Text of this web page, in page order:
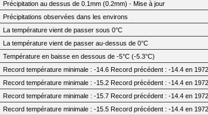
Précipitation au dessus de 0.1mm (0.2mm) - Mise à jour
Précipitations observées dans les environs
La température vient de passer sous 0°C
La température vient de passer au-dessus de 0°C
Température en baisse en dessous de -5°C (-5.3°C)
Record température minimale : -14.6 Record précédent : -14.4 en 1972
Record température minimale : -15.2 Record précédent : -14.4 en 1972
Record température minimale : -15.7 Record précédent : -14.4 en 1972
Record température minimale : -15.5 Record précédent : -14.4 en 1972